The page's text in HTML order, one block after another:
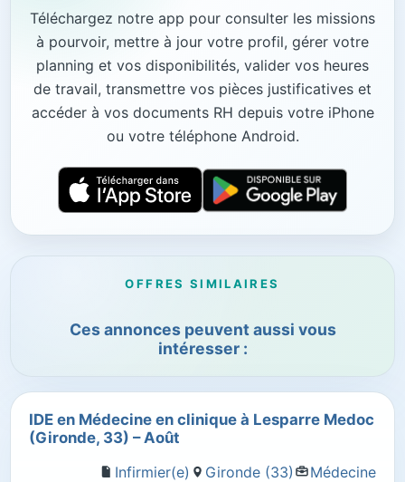
Téléchargez notre app pour consulter les missions
à pourvoir, mettre à jour votre profil, gérer votre
planning et vos disponibilités, valider vos heures
de travail, transmettre vos pièces justificatives et
accéder à vos documents RH depuis votre iPhone
ou votre téléphone Android.
OFFRES SIMILAIRES
Ces annonces peuvent aussi vous
intéresser :
IDE en Médecine en clinique à Lesparre Medoc
(Gironde, 33) – Août
Infirmier(e)
Gironde (33)
Médecine